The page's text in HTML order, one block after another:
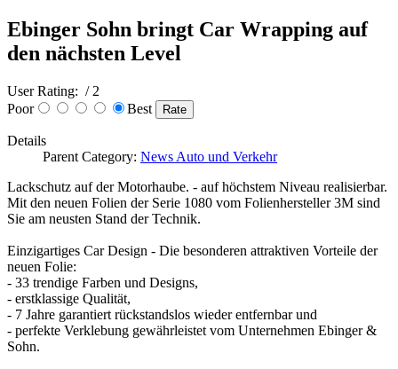
Ebinger Sohn bringt Car Wrapping auf
den nächsten Level
User Rating: / 2
Poor
Best
Details
Parent Category: News Auto und Verkehr
Lackschutz auf der Motorhaube. - auf höchstem Niveau realisierbar.
Mit den neuen Folien der Serie 1080 vom Folienhersteller 3M sind
Sie am neusten Stand der Technik.
Einzigartiges Car Design - Die besonderen attraktiven Vorteile der
neuen Folie:
- 33 trendige Farben und Designs,
- erstklassige Qualität,
- 7 Jahre garantiert rückstandslos wieder entfernbar und
- perfekte Verklebung gewährleistet vom Unternehmen Ebinger &
Sohn.